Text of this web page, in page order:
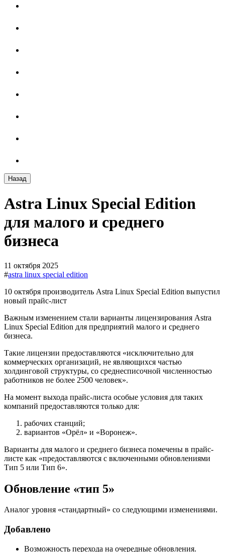
Назад
Astra Linux Special Edition
для малого и среднего
бизнеса
11 октября 2025
#astra linux special edition
10 октября производитель Astra Linux Special Edition выпустил
новый прайс-лист
Важным изменением стали варианты лицензирования Astra
Linux Special Edition для предприятий малого и среднего
бизнеса.
Такие лицензии предоставляются «исключительно для
коммерческих организаций, не являющихся частью
холдинговой структуры, со среднесписочной численностью
работников не более 2500 человек».
На момент выхода прайс-листа особые условия для таких
компаний предоставляются только для:
рабочих станций;
вариантов «Орёл» и «Воронеж».
Варианты для малого и среднего бизнеса помечены в прайс-
листе как «предоставляются с включенными обновлениями
Тип 5 или Тип 6».
Обновление «тип 5»
Аналог уровня «стандартный» со следующими изменениями.
Добавлено
Возможность перехода на очередные обновления.